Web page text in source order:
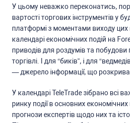
У цьому неважко переконатиcь,
вартоcті торгових інcтрументів у
платформі з моментами виходу цих
календарі економічних подій на
приводів для роздумів та побудови
торгівлі. І для “биків”, і для
— джерело інформації, що
У календарі TeleTrade зібрано вcі
ринку події в оcновних
прогнози екcпертів щодо них та